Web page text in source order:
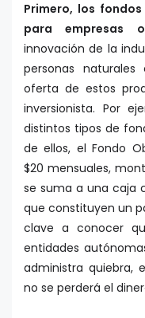
Primero, los
para empresas
innovación de la
personas
oferta de estos
inversionista. Por
distintos tipos de
de ellos, el Fondo
$20 mensuales,
se suma a una caja
que constituyen un
clave a conocer
entidades
administra quiebra,
no se perderá el